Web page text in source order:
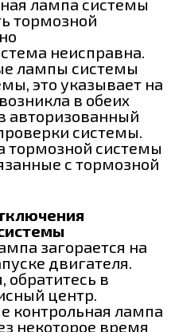
тормозной
неисправна.
лампы системы
это указывает на
в обеих
авторизованный
системы.
тормозной системы
с тормозной
загорается на
двигателя.
обратитесь в
центр.
контрольная лампа
некоторое время